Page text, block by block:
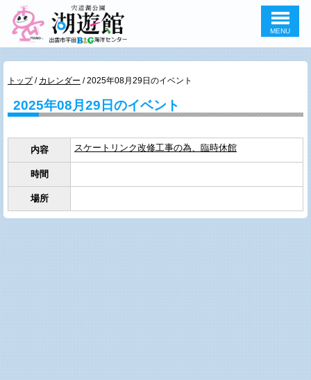
このページの本文へ
MENU
現
の
位
トップ/ カレンダー /2025年08月29日のイベント
2025年08月29日のイベント
内容 スケートリンク改修工事の為、臨時休館
時間
場所